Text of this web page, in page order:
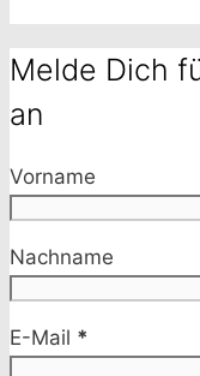
Melde Dich
an
Vorname
Nachname
E-Mail *